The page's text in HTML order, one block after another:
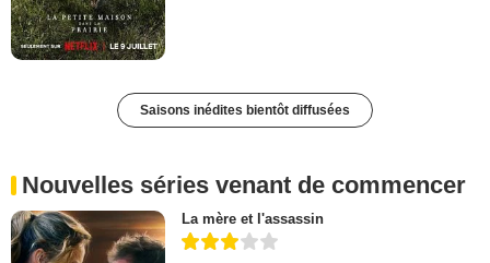
Saisons inédites bientôt diffusées
Nouvelles séries venant de commencer
La mère et l'assassin